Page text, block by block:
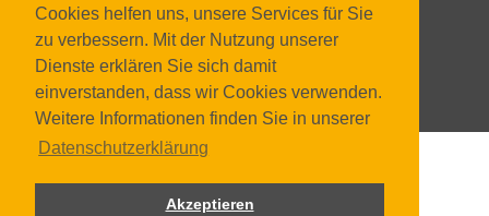
Cookies helfen uns, unsere Services für Sie
zu verbessern. Mit der Nutzung unserer
Dienste erklären Sie sich damit
einverstanden, dass wir Cookies verwenden.
Weitere Informationen finden Sie in unserer
Datenschutzerklärung
Akzeptieren
© 2026 Pädagogische Hochschule Steiermark